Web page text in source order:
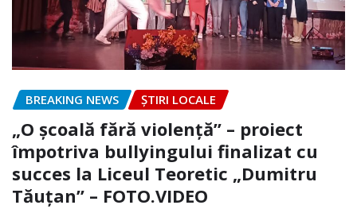
BREAKING NEWS ȘTIRI LOCALE
„O școală fără violență” – proiect
împotriva bullyingului finalizat cu
succes la Liceul Teoretic „Dumitru
Tăuțan” – FOTO.VIDEO